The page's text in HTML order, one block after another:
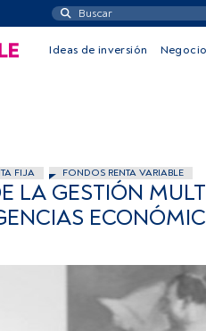
Ideas de inversión Negocio
FIJA FONDOS RENTA VARIABLE
LA GESTIÓN